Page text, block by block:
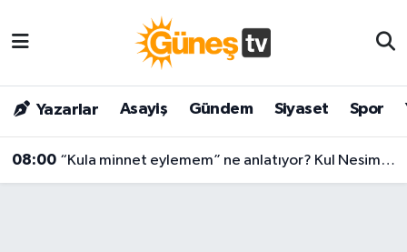
Yazarlar Asayiş Gündem Siyaset Spor
08:00 “Kula minnet eylemem” ne anlatıyor? Kul Nesimi’nin yüzyılları aşan mesajı
Bilim & Teknoloji
Dünya
Malatya Nöbetçi Eczaneler
Malatya Hava Durumu
Malatya Namaz Vakitleri